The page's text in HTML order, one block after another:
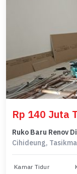
Rp 140 Juta
Ruko Baru Renov
Cihideung,
Kamar Tidur